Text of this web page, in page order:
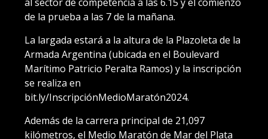
al sector de competencia a las 6.15 y el comienzo
de la prueba a las 7 de la mañana.
La largada estará a la altura de la Plazoleta de la
Armada Argentina (ubicada en el Boulevard
Marítimo Patricio Peralta Ramos) y la inscripción
se realiza en
bit.ly/InscripciónMedioMaratón2024.
Además de la carrera principal de 21,097
kilómetros, el Medio Maratón de Mar del Plata